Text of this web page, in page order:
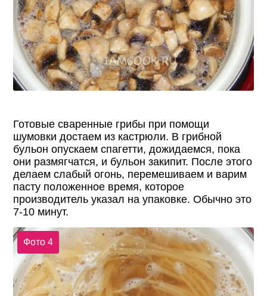
Готовые сваренные грибы при помощи
шумовки достаем из кастрюли. В грибной
бульон опускаем спагетти, дожидаемся, пока
они размягчатся, и бульон закипит. После этого
делаем слабый огонь, перемешиваем и варим
пасту положенное время, которое
производитель указал на упаковке. Обычно это
7-10 минут.
Фото 4